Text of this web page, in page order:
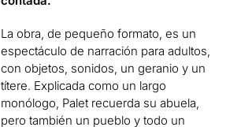
La obra, de pequeño formato, es un
espectáculo de narración para adultos,
con objetos, sonidos, un geranio y un
títere. Explicada como un largo
monólogo, Palet recuerda su abuela,
pero también un pueblo y todo un